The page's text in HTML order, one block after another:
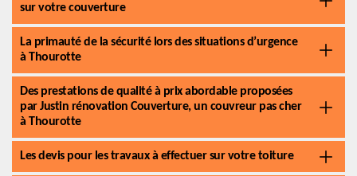
sur votre couverture
La primauté de la sécurité lors des situations d’urgence
à Thourotte
Des prestations de qualité à prix abordable proposées
par Justin rénovation Couverture, un couvreur pas cher
à Thourotte
Les devis pour les travaux à effectuer sur votre toiture